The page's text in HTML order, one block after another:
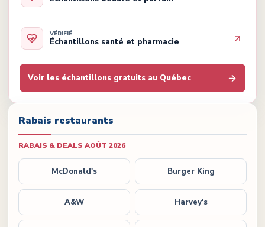
VÉRIFIÉ
Échantillons santé et pharmacie
Voir les échantillons gratuits au Québec
Rabais restaurants
RABAIS & DEALS AOÛT 2026
McDonald's Burger King
A&W Harvey's